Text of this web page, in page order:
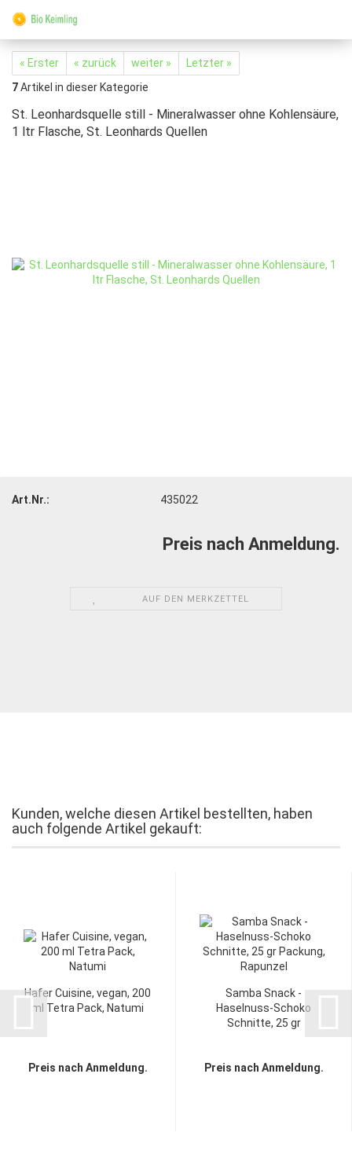
« Erster « zurück weiter »
Letzter »
7Artikel in dieser Kategorie
St. Leonhardsquelle still - Mineralwasser ohne Kohlensäure,
1 ltr Flasche, St. Leonhards Quellen
Art.Nr.: 435022
Preis nach Anmeldung.
AUF DEN MERKZETTEL
Kunden, welche diesen Artikel bestellten, haben
auch folgende Artikel gekauft:
Hafer Cuisine, vegan, 200
ml Tetra Pack, Natumi
Preis nach Anmeldung.
Samba Snack -
Haselnuss-​Schoko
Schnitte, 25 gr
Preis nach Anmeldung.